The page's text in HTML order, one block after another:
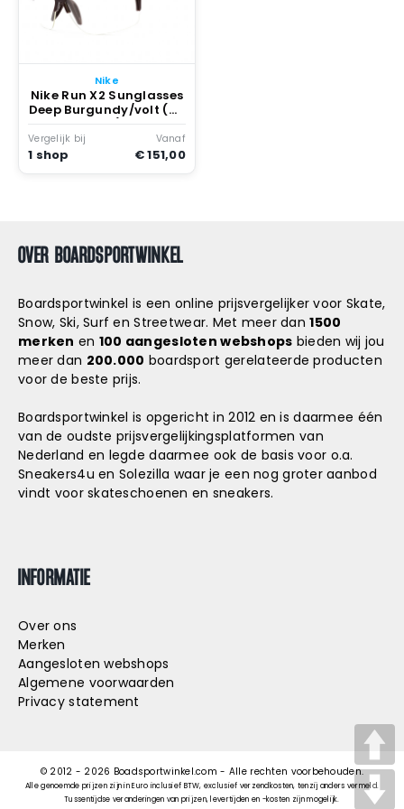
Nike
Nike Run X2 Sunglasses
Deep Burgundy/volt (d-
607)
Vergelijk bij
1 shop
Vanaf
€ 151,00
OVER BOARDSPORTWINKEL
Boardsportwinkel is een online prijsvergelijker voor Skate,
Snow, Ski, Surf en Streetwear. Met meer dan1500
merken en 100 aangesloten webshops bieden wij jou
meer dan 200.000 boardsport gerelateerde producten
voor de beste prijs.
Boardsportwinkel is opgericht in 2012 en is daarmee één
van de oudste prijsvergelijkingsplatformen van
Nederland en legde daarmee ook de basis voor o.a.
Sneakers4u en Solezilla waar je een nog groter aanbod
vindt voor skateschoenen en sneakers.
INFORMATIE
Over ons
Merken
Aangesloten webshops
Algemene voorwaarden
Privacy statement
© 2012 - 2026 Boadsportwinkel.com - Alle rechten voorbehouden.
Alle genoemde prijzen zijn in Euro inclusief BTW, exclusief verzendkosten, tenzij anders vermeld.
Tussentijdse veranderingen van prijzen, levertijden en -kosten zijn mogelijk.